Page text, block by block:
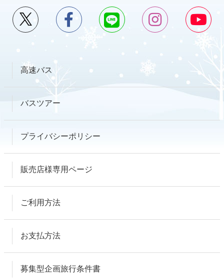
高速バス
バスツアー
プライバシーポリシー
販売店様専用ページ
ご利用方法
お支払方法
募集型企画旅行条件書